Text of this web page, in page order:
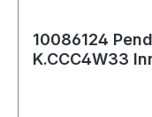
10086124
K.CCC4W33